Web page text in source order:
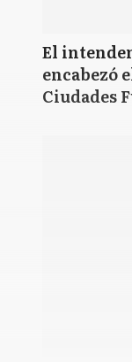
El
encabezó
Ciudades